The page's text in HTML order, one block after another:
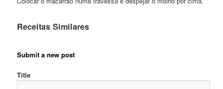
Receitas Similares
Submit a new post
Title